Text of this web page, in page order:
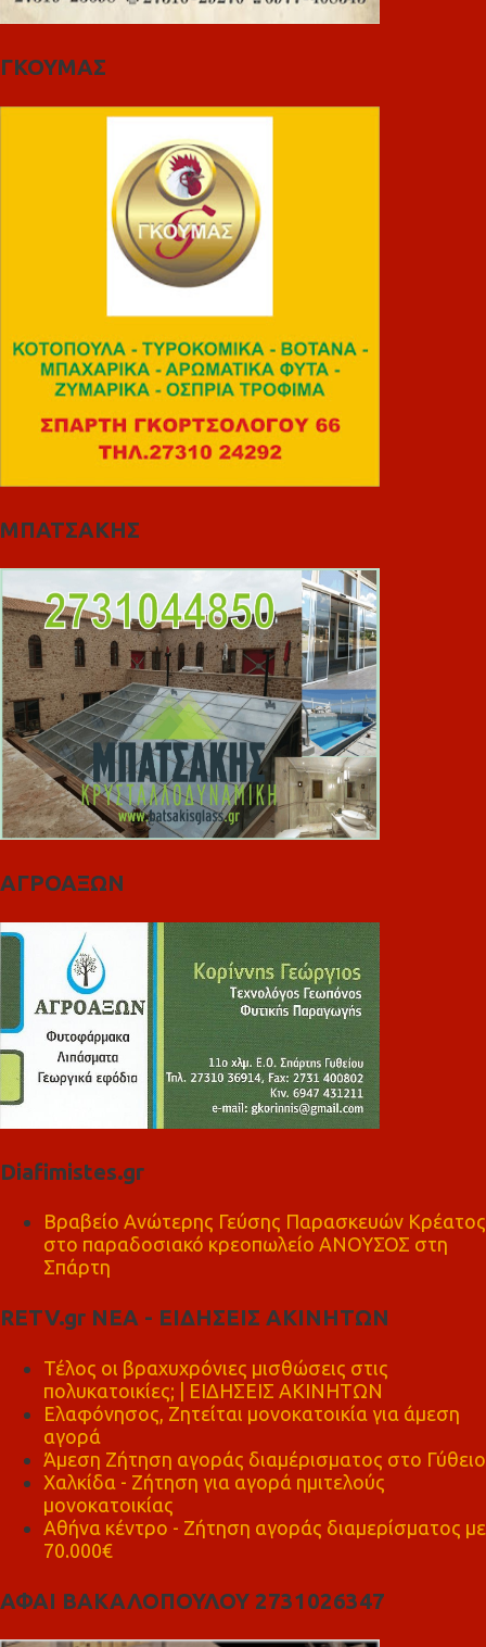
ΓΚΟΥΜΑΣ
ΜΠΑΤΣΑΚΗΣ
ΑΓΡΟΑΞΩΝ
Diafimistes.gr
Βραβείο Ανώτερης Γεύσης Παρασκευών Κρέατος
στο παραδοσιακό κρεοπωλείο ΑΝΟΥΣΟΣ στη
Σπάρτη
RETV.gr ΝΕΑ - ΕΙΔΗΣΕΙΣ ΑΚΙΝΗΤΩΝ
Τέλος οι βραχυχρόνιες μισθώσεις στις
πολυκατοικίες; | ΕΙΔΗΣΕΙΣ ΑΚΙΝΗΤΩΝ
Ελαφόνησος, Ζητείται μονοκατοικία για άμεση
αγορά
Άμεση Ζήτηση αγοράς διαμέρισματος στο Γύθειο
Χαλκίδα - Ζήτηση για αγορά ημιτελούς
μονοκατοικίας
Αθήνα κέντρο - Ζήτηση αγοράς διαμερίσματος με
70.000€
ΑΦΑΙ ΒΑΚΑΛΟΠΟΥΛΟΥ 2731026347